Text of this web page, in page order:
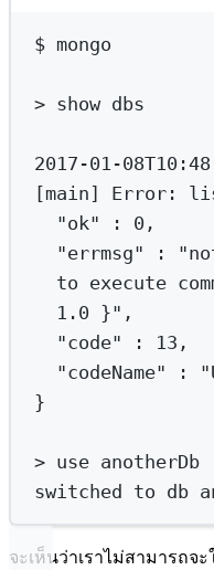
$ mongo
> show dbs
2017-01-
[main] Error:
"ok"
:
0,
"errmsg"
:
to execute
1.0 }",
"code"
:
13,
"codeName"
:
}
> use anotherDb
switched to db
จะเห็นว่าเราไม่สามารถจะ